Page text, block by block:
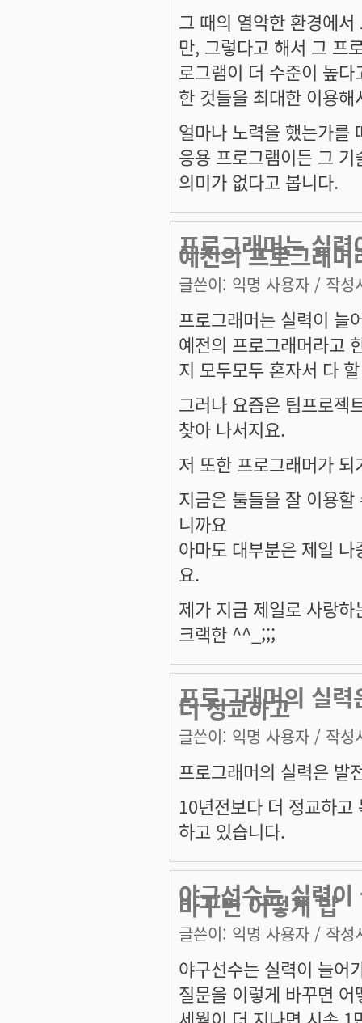
그 때의 열악한 환경에
만, 그렇다고 해서 그 프
로그램이 더 수준이 높
한 것들을 최대한 이용
얼마나 노력을 했는가를
응용 프로그램이든 그
의미가 없다고 봅니다.
프로그래머는 실
예전의 프로그래머
글쓴이: 익명 사용자 / 작성
프로그래머는 실력이 늘
예전의 프로그래머라고
지 모두모두 혼자서 다
그러나 요즘은 팀프로젝
찾아 나서지요.
저 또한 프로그래머가
지금은 툴들을 잘 이용
니까요
아마도 대부분은 제일
요.
제가 지금 제일로 사랑
크랙한 ^^_;;;
프로그래머의 실
더 정교하고
글쓴이: 익명 사용자 / 작성
프로그래머의 실력은 발
10년전보다 더 정교하
하고 있습니다.
야구선수는 실력
바꾸면 어떻게 답
글쓴이: 익명 사용자 / 작성
야구선수는 실력이 늘어
질문을 이렇게 바꾸면
세월이 더 지나면 시속